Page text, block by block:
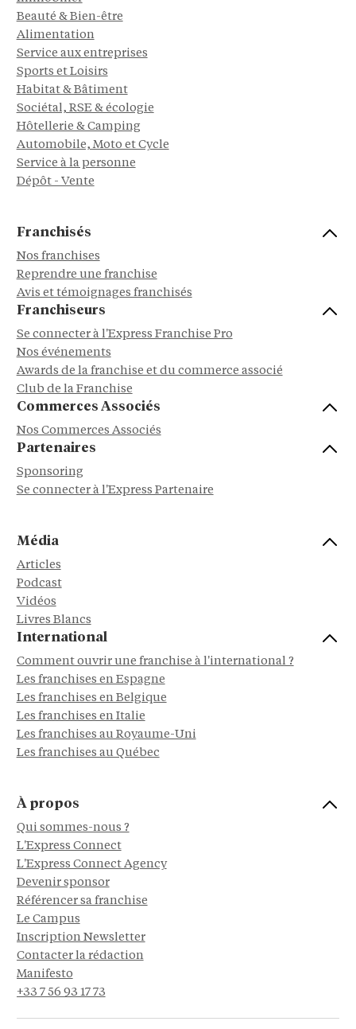
Beauté & Bien-être
Alimentation
Service aux entreprises
Sports et Loisirs
Habitat & Bâtiment
Sociétal, RSE & écologie
Hôtellerie & Camping
Automobile, Moto et Cycle
Service à la personne
Dépôt - Vente
Franchisés
Nos franchises
Reprendre une franchise
Avis et témoignages franchisés
Franchiseurs
Se connecter à l'Express Franchise Pro
Nos événements
Awards de la franchise et du commerce associé
Club de la Franchise
Commerces Associés
Nos Commerces Associés
Partenaires
Sponsoring
Se connecter à l'Express Partenaire
Média
Articles
Podcast
Vidéos
Livres Blancs
International
Comment ouvrir une franchise à l'international ?
Les franchises en Espagne
Les franchises en Belgique
Les franchises en Italie
Les franchises au Royaume-Uni
Les franchises au Québec
À propos
Qui sommes-nous ?
L'Express Connect
L'Express Connect Agency
Devenir sponsor
Référencer sa franchise
Le Campus
Inscription Newsletter
Contacter la rédaction
Manifesto
+33 7 56 93 17 73